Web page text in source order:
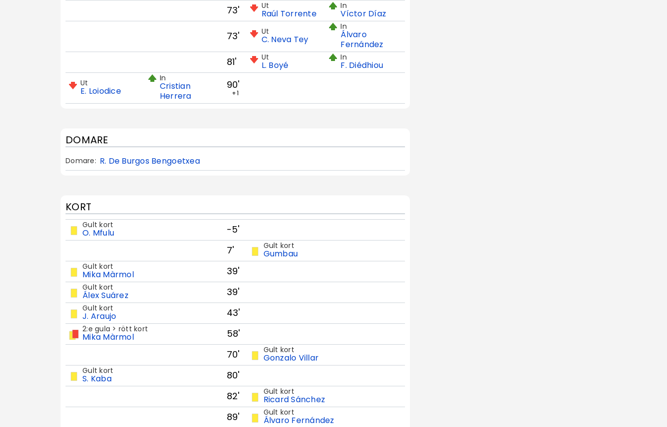
73' Ut
Raúl Torrente
In
Víctor Díaz
73' Ut
C. Neva Tey
In
Álvaro
Fernández
81' Ut
L. Boyé
In
F. Diédhiou
Ut
E. Loiodice
In
Cristian
Herrera
90'
+1
DOMARE
Domare: R. De Burgos Bengoetxea
KORT
Gult kort
O. Mfulu
-5'
7'
Gult kort
Gumbau
Gult kort
Mika Màrmol 39'
Gult kort
Álex Suárez 39'
Gult kort
J. Araujo 43'
2:e gula > rött kort
Mika Màrmol
58'
70'
Gult kort
Gonzalo Villar
Gult kort
S. Kaba
80'
82'
Gult kort
Ricard Sánchez
89' Gult kort
Álvaro Fernández